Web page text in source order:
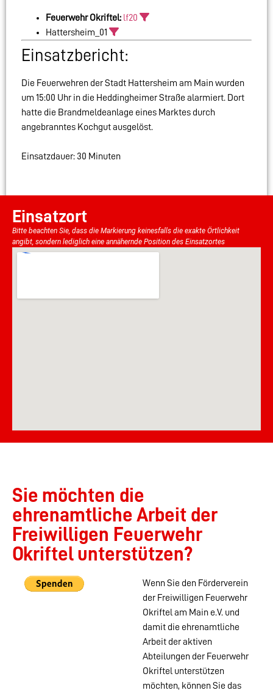
Feuerwehr Okriftel: lf20
Hattersheim_01
Einsatzbericht:
Die Feuerwehren der Stadt Hattersheim am Main wurden
um 15:00 Uhr in die Heddingheimer Straße alarmiert. Dort
hatte die Brandmeldeanlage eines Marktes durch
angebranntes Kochgut ausgelöst.
Einsatzdauer: 30 Minuten
Einsatzort
Bitte beachten Sie, dass die Markierung keinesfalls die exakte Örtlichkeit
angibt, sondern lediglich eine annähernde Position des Einsatzortes
Sie möchten die
ehrenamtliche Arbeit der
Freiwilligen Feuerwehr
Okriftel unterstützen?
Wenn Sie den Förderverein
der Freiwilligen Feuerwehr
Okriftel am Main e.V. und
damit die ehrenamtliche
Arbeit der aktiven
Abteilungen der Feuerwehr
Okriftel unterstützen
möchten, können Sie das